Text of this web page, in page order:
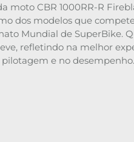
moto CBR 1000RR-R
dos modelos que
Mundial de SuperBike.
refletindo na melhor
pilotagem e no desempenho.